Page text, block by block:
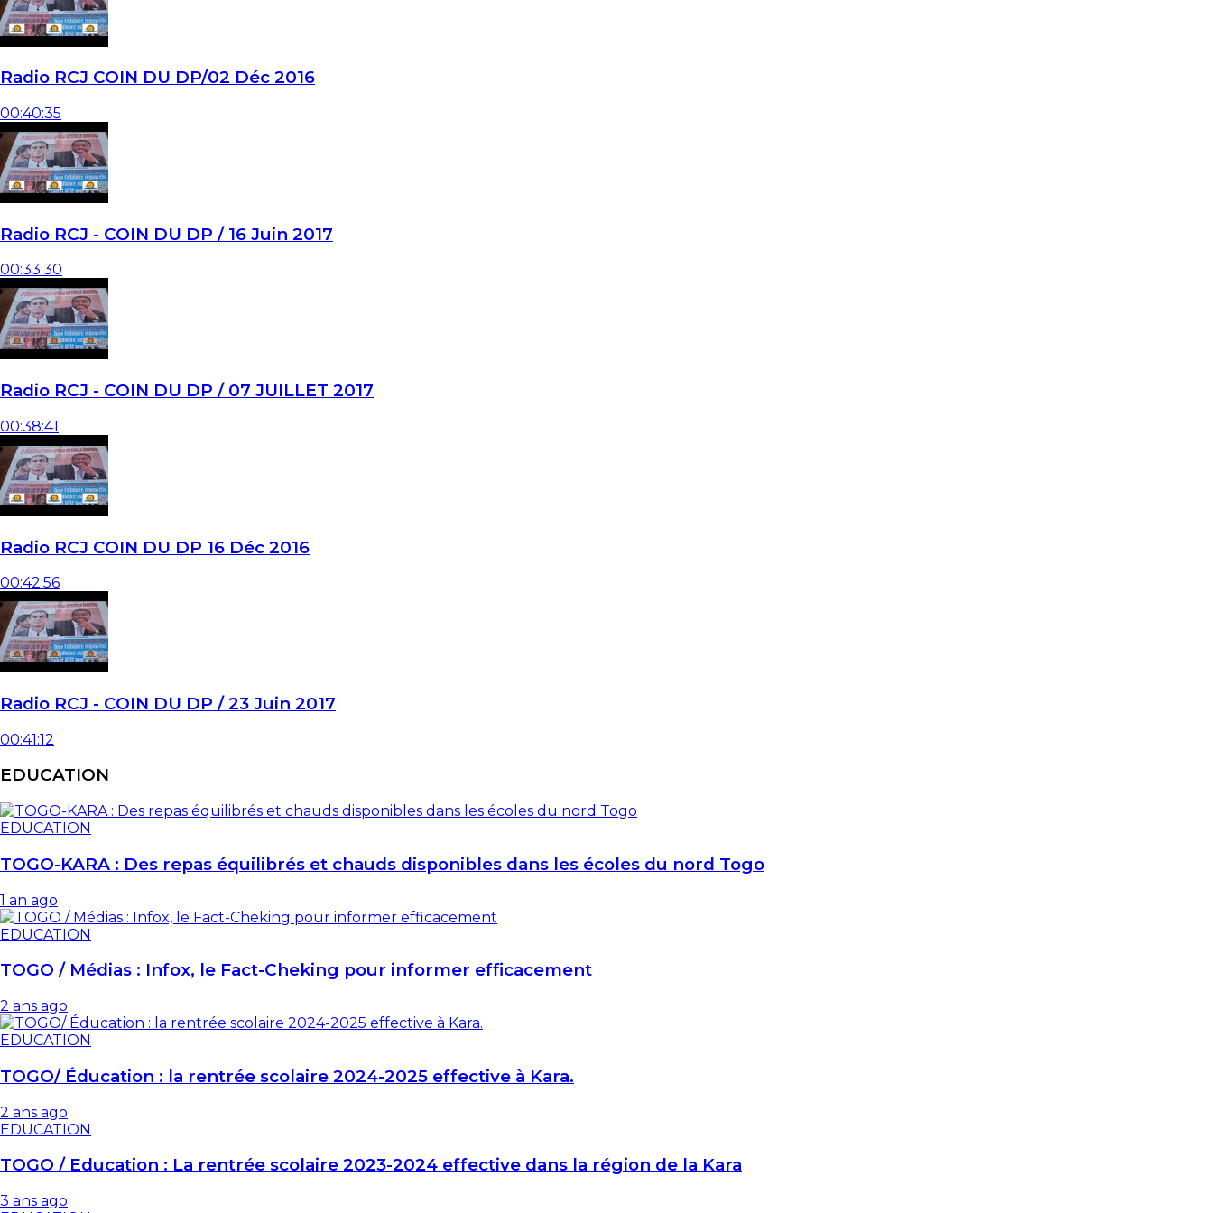
Radio RCJ COIN DU DP/02 Déc 2016
00:40:35
Radio RCJ - COIN DU DP / 16 Juin 2017
00:33:30
Radio RCJ - COIN DU DP / 07 JUILLET 2017
00:38:41
Radio RCJ COIN DU DP 16 Déc 2016
00:42:56
Radio RCJ - COIN DU DP / 23 Juin 2017
00:41:12
EDUCATION
EDUCATION
TOGO-KARA : Des repas équilibrés et chauds disponibles dans les écoles du nord Togo
1 an ago
EDUCATION
TOGO / Médias : Infox, le Fact-Cheking pour informer efficacement
2 ans ago
EDUCATION
TOGO/ Éducation : la rentrée scolaire 2024-2025 effective à Kara.
2 ans ago
EDUCATION
TOGO / Education : La rentrée scolaire 2023-2024 effective dans la région de la Kara
3 ans ago